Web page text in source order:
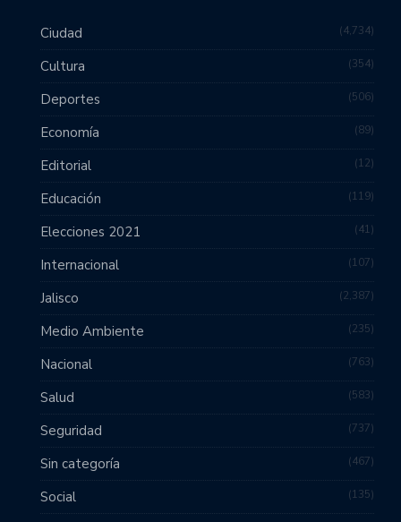
Ciudad 4,734
Cultura 354
Deportes 506
Economía 89
Editorial 12
Educación 119
Elecciones 2021 41
Internacional 107
Jalisco 2,387
Medio Ambiente 235
Nacional 763
Salud 583
Seguridad 737
Sin categoría 467
Social 135